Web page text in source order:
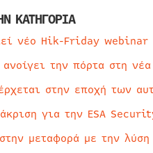
ΚΑΤΗΓΟΡΙΑ
νέο Hik-Friday webinar
την πόρτα στη
στην εποχή των
για την ESA
μεταφορά με την